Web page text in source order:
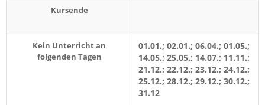
Kursende
Kein Unterricht an
folgenden Tagen
01.01.; 02.01.; 06.04.; 01.05.;
14.05.; 25.05.; 14.07.; 11.11.;
21.12.; 22.12.; 23.12.; 24.12.;
25.12.; 28.12.; 29.12.; 30.12.;
31.12